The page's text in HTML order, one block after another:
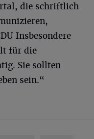
die schriftlich
Insbesondere
für die
Sie sollten
sein.“